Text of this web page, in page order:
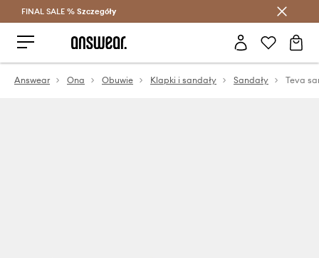
Oszczędzaj z Answear Club >
FINAL SALE % Szczegóły
Answear Ona Obuwie Klapki i sandały Sandały Teva